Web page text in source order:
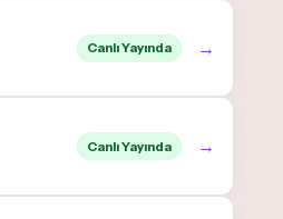
Canlı Yayında →
Canlı Yayında →